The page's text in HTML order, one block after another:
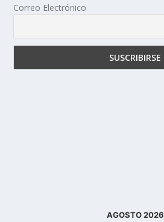
Correo Electrónico
AGOSTO 2026